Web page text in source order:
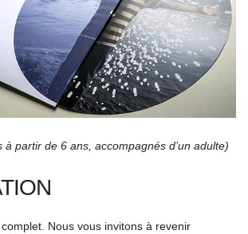
à partir de 6 ans, accompagnés d’un adulte)
Nous vous invitons à revenir